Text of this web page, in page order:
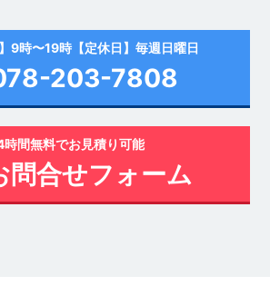
9時〜19時【定休日】毎週日曜日
203-7808
間無料でお見積り可能
問合せフォーム